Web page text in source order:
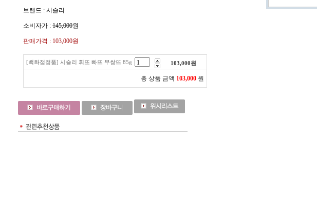
브랜드 : 시슬리
소비자가 : 145,000원
판매가격 : 103,000원
[백화점정품] 시슬리 휘또 빠뜨 무쌍뜨 85g 103,000원
총 상품 금액 103,000 원